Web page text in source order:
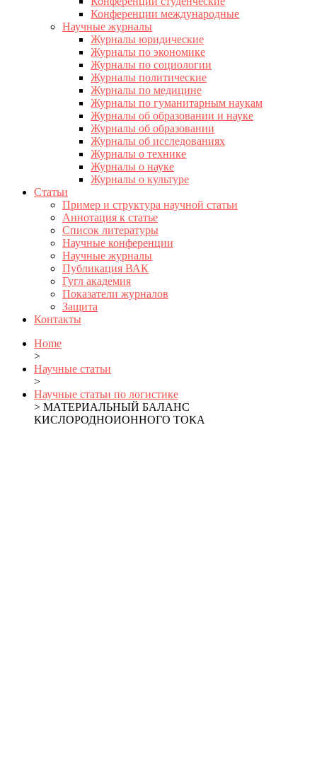
Конференции международные
Научные журналы
Журналы юридические
Журналы по экономике
Журналы по социологии
Журналы политические
Журналы по медицине
Журналы по гуманитарным наукам
Журналы об образовании и науке
Журналы об образовании
Журналы об исследованиях
Журналы о технике
Журналы о науке
Журналы о культуре
Статьи
Пример и структура научной статьи
Аннотация к статье
Список литературы
Научные конференции
Научные журналы
Публикация ВАК
Гугл академия
Показатели журналов
Защита
Контакты
Home
>
Научные статьи
>
Научные статьи по логистике
> МАТЕРИАЛЬНЫЙ БАЛАНС
КИСЛОРОДНОИОННОГО ТОКА